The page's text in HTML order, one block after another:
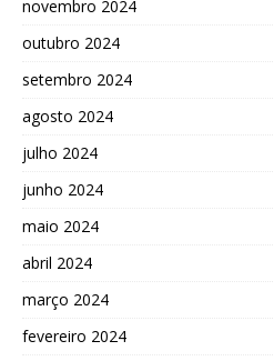
novembro 2024
outubro 2024
setembro 2024
agosto 2024
julho 2024
junho 2024
maio 2024
abril 2024
março 2024
fevereiro 2024